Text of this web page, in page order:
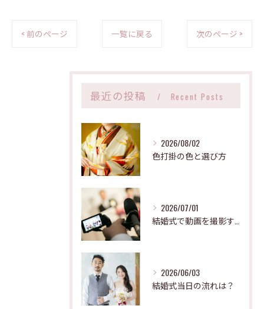
< 前のページ 一覧に戻る 次のページ >
最近の投稿 Recent Posts
2026/08/02
色打掛の色と選び方
2026/07/01
2026/06/03
結婚式当日の流れは？